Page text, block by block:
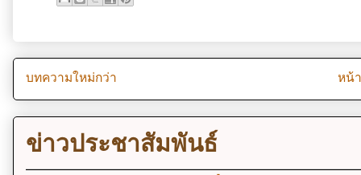
บทความใหม่กว่า หน้
ข่าวประชาสัมพันธ์